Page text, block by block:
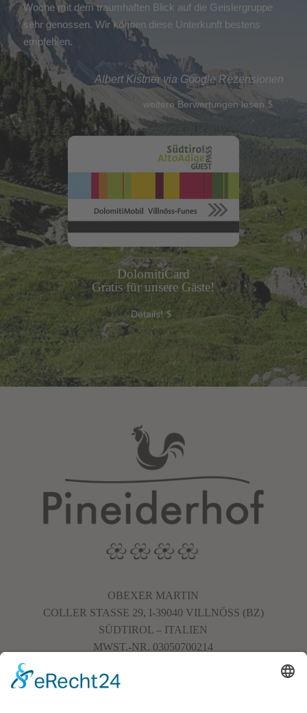
Woche mit dem traumhaften Blick auf die Geislergruppe
sehr genossen. Wir können diese Unterkunft bestens
empfehlen.
Albert Kistner via Google Rezensionen
weitere Berwertungen lesen
DolomitiCard
Gratis für unsere Gäste!
Details!
OBEXER MARTIN
COLLER STASSE 29, I-39040 VILLNÖSS (BZ)
SÜDTIROL – ITALIEN
MWST.-NR. 03050700214
 +39 345 794 7956